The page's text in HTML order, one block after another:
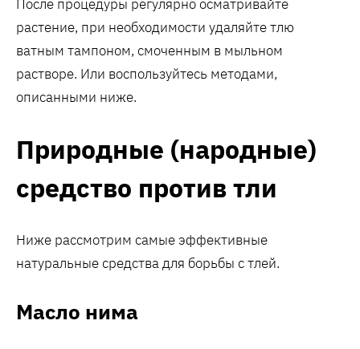
После процедуры регулярно осматривайте
растение, при необходимости удаляйте тлю
ватным тампоном, смоченным в мыльном
растворе. Или воспользуйтесь методами,
описанными ниже.
Природные (народные)
средство против тли
Ниже рассмотрим самые эффективные
натуральные средства для борьбы с тлей.
Масло нима